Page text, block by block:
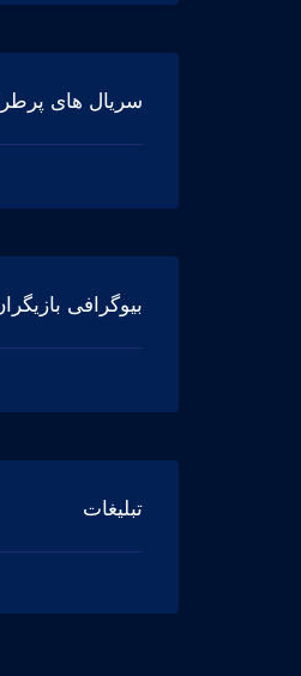
سریال های
بیوگرافی
تبلیغات